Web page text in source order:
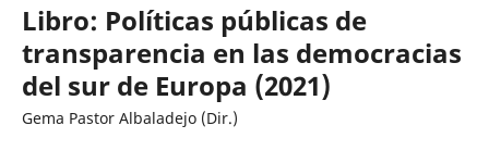
Libro: Políticas públicas de
transparencia en las democracias
del sur de Europa (2021)
Gema Pastor Albaladejo (Dir.)